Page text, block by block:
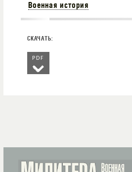
Военная история
PDF